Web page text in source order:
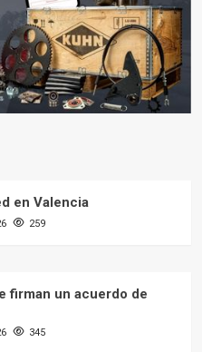
en Valencia
259
firman un acuerdo de
345